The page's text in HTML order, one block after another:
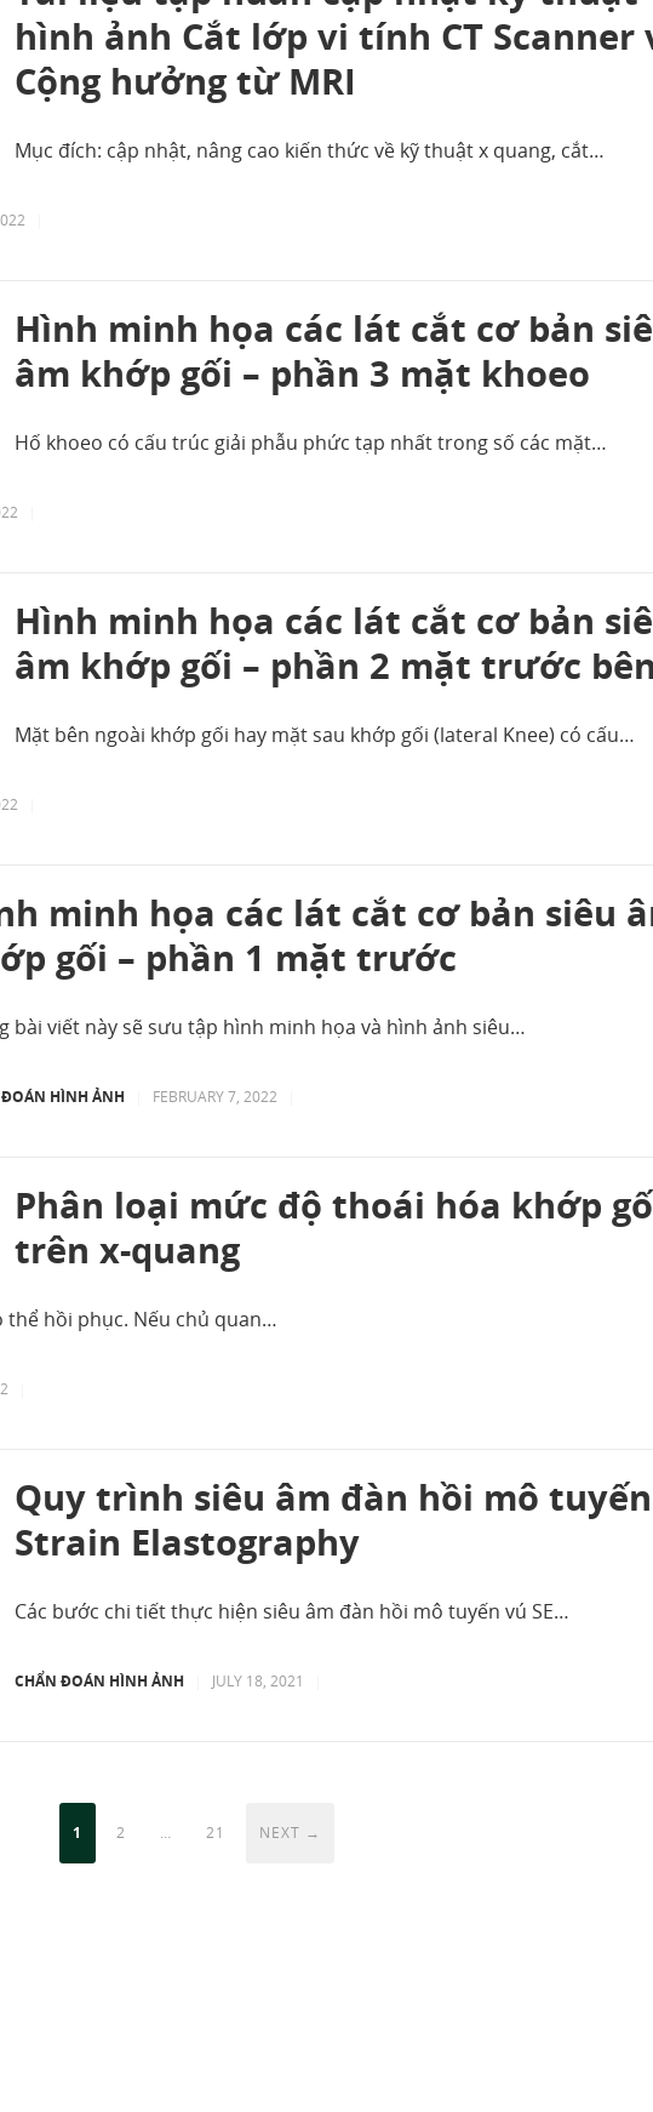
hình ảnh Cắt lớp vi tính CT Scanner
Cộng hưởng từ MRI
Mục đích: cập nhật, nâng cao kiến thức về kỹ thuật x quang, cắt…
Hình minh họa các lát cắt cơ bản
âm khớp gối – phần 3 mặt khoeo
Hố khoeo có cấu trúc giải phẫu phức tạp nhất trong số các mặt…
Hình minh họa các lát cắt cơ bản
âm khớp gối – phần 2 mặt trước bên
Mặt bên ngoài khớp gối hay mặt sau khớp gối (lateral Knee) có cấu…
minh họa các lát cắt cơ bản siêu
gối – phần 1 mặt trước
bài viết này sẽ sưu tập hình minh họa và hình ảnh siêu…
HÌNH ẢNH FEBRUARY 7, 2022
Phân loại mức độ thoái hóa khớp
trên x-quang
hồi phục. Nếu chủ quan…
Quy trình siêu âm đàn hồi mô
Strain Elastography
Các bước chi tiết thực hiện siêu âm đàn hồi mô tuyến vú SE…
CHẨN ĐOÁN HÌNH ẢNH JULY 18, 2021
1 2 … 21 NEXT →